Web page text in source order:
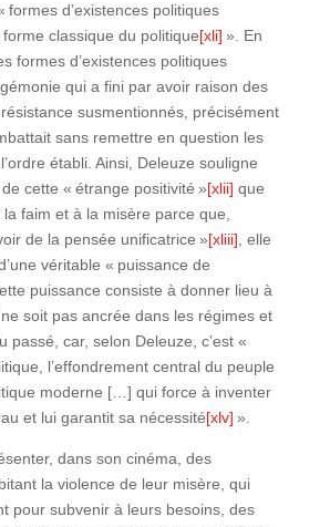
formes d’existences politiques
classique du politique[xli] ». En
formes d’existences politiques
qui a fini par avoir raison des
susmentionnés, précisément
sans remettre en question les
établi. Ainsi, Deleuze souligne
cette « étrange positivité »[xlii] que
faim et à la misère parce que,
de la pensée unificatrice »[xliii], elle
véritable « puissance de
puissance consiste à donner lieu à
soit pas ancrée dans les régimes et
passé, car, selon Deleuze, c’est «
l’effondrement central du peuple
moderne […] qui force à inventer
et lui garantit sa nécessité[xlv] ».
dans son cinéma, des
la violence de leur misère, qui
pour subvenir à leurs besoins, des